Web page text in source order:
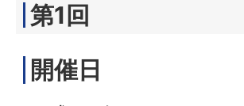
第1回
開催日